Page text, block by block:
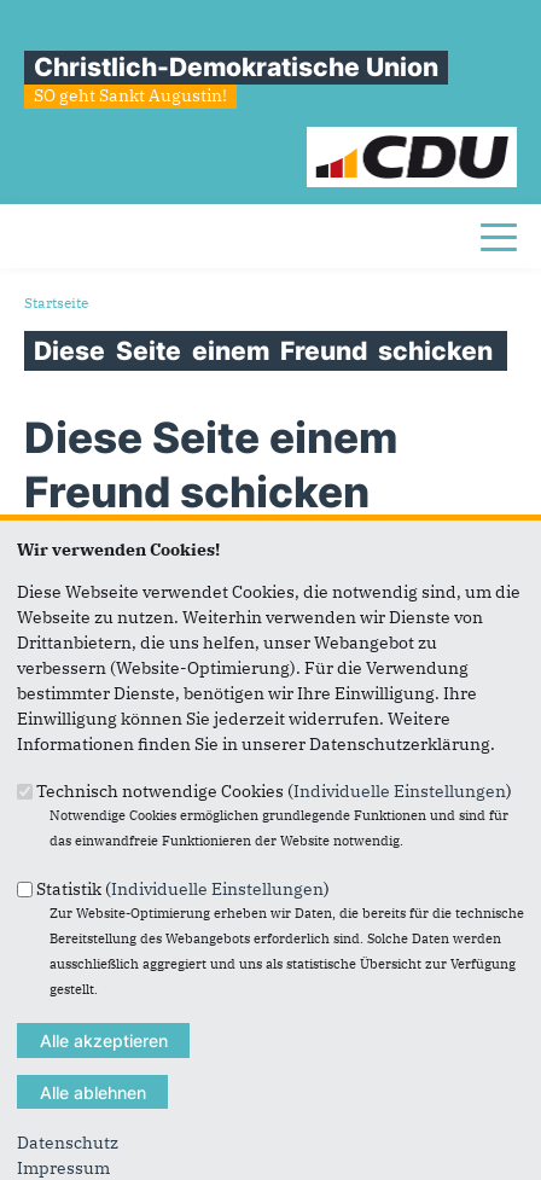
Christlich-Demokratische Union
SO geht Sankt Augustin!
Sie sind hier
Startseite
Diese Seite einem Freund schicken
Diese Seite einem
Freund schicken
Seite versenden
Vielen Dank, dass Sie die Inhalte unserer Homepage
weiterempfehlen.
Anmerkung: Ihre E-Mail-Adresse wird benötigt um die
Personen, denen Sie die Seite weiterempfehlen, zu
informieren, von wem die Empfehlung kommt, und dass es
kein Spam ist.
Das mit * gekennzeichnete Feld ist ein Pflichtfeld.
Eigener Name*
Senden an*
Wir verwenden Cookies!
Diese Webseite verwendet Cookies, die notwendig sind, um die
Webseite zu nutzen. Weiterhin verwenden wir Dienste von
Drittanbietern, die uns helfen, unser Webangebot zu
verbessern (Website-Optimierung). Für die Verwendung
bestimmter Dienste, benötigen wir Ihre Einwilligung. Ihre
Einwilligung können Sie jederzeit widerrufen. Weitere
Informationen finden Sie in unserer Datenschutzerklärung.
Technisch notwendige Cookies (Individuelle Einstellungen)
Notwendige Cookies ermöglichen grundlegende Funktionen und sind für
das einwandfreie Funktionieren der Website notwendig.
Statistik (Individuelle Einstellungen)
Zur Website-Optimierung erheben wir Daten, die bereits für die technische
Bereitstellung des Webangebots erforderlich sind. Solche Daten werden
ausschließlich aggregiert und uns als statistische Übersicht zur Verfügung
gestellt.
Datenschutz
Impressum